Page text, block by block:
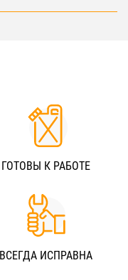
ГОТОВЫ К РАБОТЕ
ВСЕГДА ИСПРАВНА